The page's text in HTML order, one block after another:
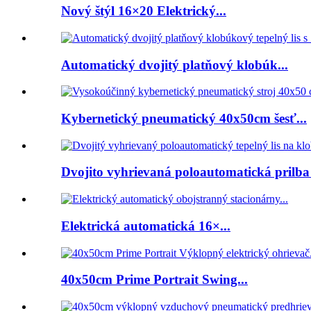
Nový štýl 16×20 Elektrický...
Automatický dvojitý platňový klobúk...
Kybernetický pneumatický 40x50cm šesť...
Dvojito vyhrievaná poloautomatická prilba
Elektrická automatická 16×...
40x50cm Prime Portrait Swing...